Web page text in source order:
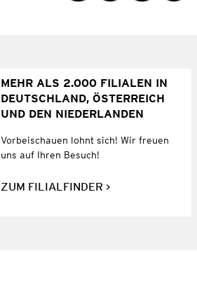
MEHR ALS 2.000 FILIALEN IN
DEUTSCHLAND, ÖSTERREICH
UND DEN NIEDERLANDEN
Vorbeischauen lohnt sich! Wir freuen
uns auf Ihren Besuch!
ZUM FILIALFINDER